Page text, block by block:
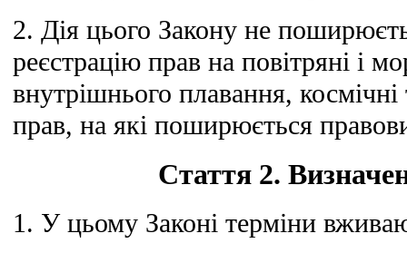
2. Дія цього Закону не
реєстрацію прав на повітряні і
внутрішнього плавання,
прав, на які поширюється
Стаття 2.
1. У цьому Законі терміни